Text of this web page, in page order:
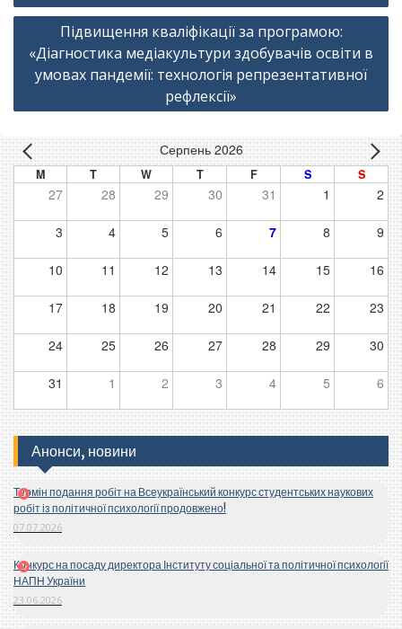
Підвищення кваліфікації за програмою:
«Діагностика медіакультури здобувачів освіти в
умовах пандемії: технологія репрезентативної
рефлексії»
Серпень 2026
M T W T F S S
27 28 29 30 31 1 2
3 4 5 6 7 8 9
10 11 12 13 14 15 16
17 18 19 20 21 22 23
24 25 26 27 28 29 30
31 1 2 3 4 5 6
Анонси, новини
Термін подання робіт на Всеукраїнський конкурс студентських наукових
робіт із політичної психології продовжено!
07.07.2026
Конкурс на посаду директора Інституту соціальної та політичної психології
НАПН України
23.06.2026